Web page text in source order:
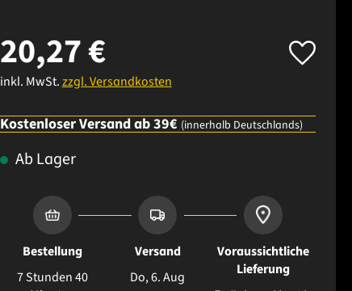
20,27 €
inkl. MwSt.zzgl. Versandkosten
Kostenloser Versand ab 39€ (innerhalb Deutschlands)
Ab Lager
Bestellung
7 Stunden 40
Versand
Do, 6. Aug
Voraussichtliche
Lieferung